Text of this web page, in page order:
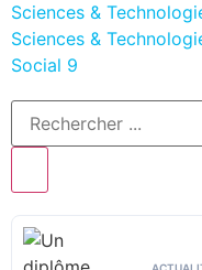
Sciences &
Sciences &
Social 9